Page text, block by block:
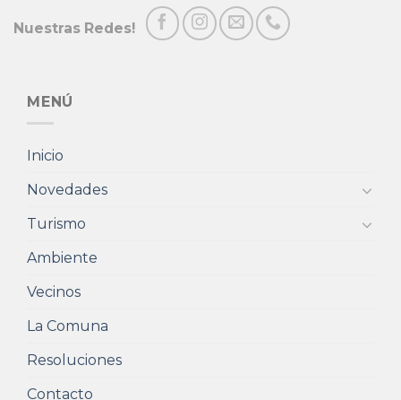
Nuestras Redes!
MENÚ
Inicio
Novedades
Turismo
Ambiente
Vecinos
La Comuna
Resoluciones
Contacto